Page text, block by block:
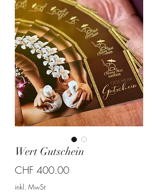
Wert Gutschein
CHF 400.00Preis
inkl. MwSt